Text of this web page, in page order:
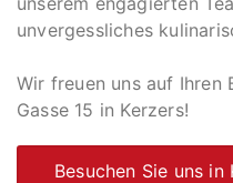
unvergessliches
Wir freuen uns auf Ihren
Gasse 15 in Kerzers!
Besuchen Sie uns in